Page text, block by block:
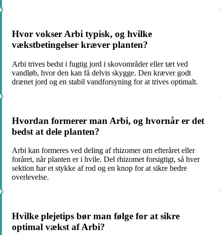
Hvor vokser Arbi typisk, og hvilke
vækstbetingelser kræver planten?
Arbi trives bedst i fugtig jord i skovområder eller tæt ved
vandløb, hvor den kan få delvis skygge. Den kræver godt
drænet jord og en stabil vandforsyning for at trives optimalt.
Hvordan formerer man Arbi, og hvornår er det
bedst at dele planten?
Arbi kan formeres ved deling af rhizomer om efteråret eller
foråret, når planten er i hvile. Del rhizomet forsigtigt, så hver
sektion har et stykke af rod og en knop for at sikre bedre
overlevelse.
Hvilke plejetips bør man følge for at sikre
optimal vækst af Arbi?